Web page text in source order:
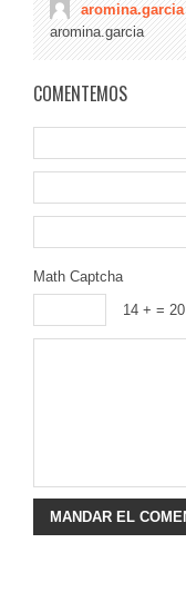
aromina.garcia
aromina.garcia
COMENTEMOS
Math Captcha
14 + = 20